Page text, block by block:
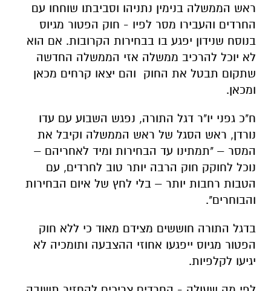
ראש הממשלה בנימין נתניהו וסביבתו שוחחו עם
החרדים והעבירו מסר לפיו - חוק הפטור מגיוס
בנוסח שנידון יפגע בו בבחירות הקרובות. אם הוא
לא יוכל להרכיב ממשלה אזי הממשלה החדשה
שתקום תבטל את החוק והם יצאו קרחים מכאן
ומכאן.
ח"כ גפני יו"ר דגל התורה, נפגש השבוע עם עדו
נורדן, ראש הסגל של ראש הממשלה וקיבל את
המסר – "תמתינו עד הבחירות ומיד לאחריהם –
נוכל לחוקק חוק הרבה יותר טוב לחרדים, עם
הטבות רחבות יותר – בלי לחץ של איום הבחירות
והבוחרים".
בדגל התורה חוששים מצידם מאוד כי ללא חוק
הפטור מגיוס ייפגעו אחוזי ההצבעה ותומכיה לא
יגיעו לקלפיות.